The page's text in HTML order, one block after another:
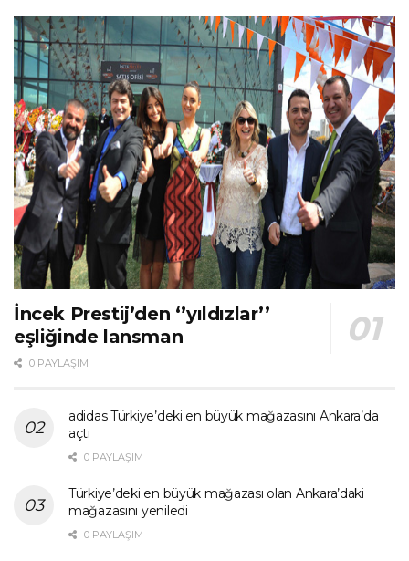
İncek Prestij’den ‘’yıldızlar’’
eşliğinde lansman
0 PAYLAŞIM
adidas Türkiye’deki en büyük mağazasını Ankara’da
açtı
0 PAYLAŞIM
Türkiye’deki en büyük mağazası olan Ankara’daki
mağazasını yeniledi
0 PAYLAŞIM